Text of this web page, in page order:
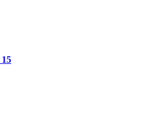
15